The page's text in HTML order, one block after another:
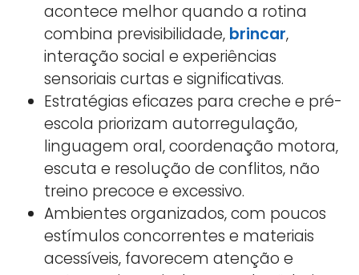
acontece melhor quando a rotina
combina previsibilidade, brincar,
interação social e experiências
sensoriais curtas e significativas.
Estratégias eficazes para creche e pré-
escola priorizam autorregulação,
linguagem oral, coordenação motora,
escuta e resolução de conflitos, não
treino precoce e excessivo.
Ambientes organizados, com poucos
estímulos concorrentes e materiais
acessíveis, favorecem atenção e